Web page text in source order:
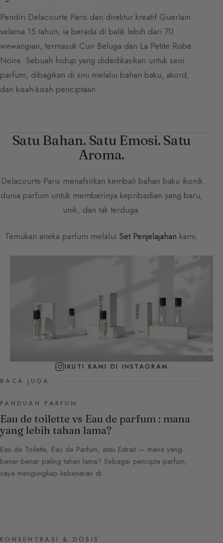
Pendiri Delacourte Paris dan direktur kreatif Guerlain
selama 15 tahun, ia berada di balik lebih dari 70
wewangian, termasuk Cuir Beluga dan La Petite Robe
Noire. Sebuah hidup yang didedikasikan untuk seni
parfum, dibagikan di sini melalui bahan baku, akord,
dan kisah-kisah penciptaan.
Satu Bahan. Satu Emosi. Satu
Aroma.
Delacourte Paris menafsirkan kembali bahan baku ikonik
dunia parfum untuk memberinya kepribadian yang baru,
unik, dan tak terduga.
Temukan aneka parfum melalui Set Penjelajahan kami.
IKUTI KAMI DI INSTAGRAM
BACA JUGA
PANDUAN PARFUM
Eau de toilette vs Eau de parfum : mana
yang lebih tahan lama?
Eau de Toilette, Eau de Parfum, atau Extrait — mana yang
benar-benar paling tahan lama? Sebagai pencipta parfum,
saya mengungkap kebenaran di…
KONSENTRASI & DOSIS